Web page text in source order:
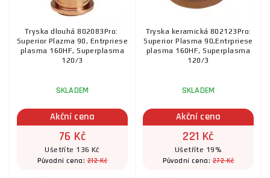
Tryska dlouhá 802083Pro:
Superior Plazma 90, Entrpriese
plasma 160HF, Superplasma
120/3
SKLADEM
Akční cena
76 Kč
Ušetříte 136 Kč
Původní cena:212 Kč
Tryska keramická 802123Pro:
Superior Plasma 90,Entrpriese
plasma 160HF, Superplasma
120/3
SKLADEM
Akční cena
221 Kč
Ušetříte 19%
Původní cena:272 Kč